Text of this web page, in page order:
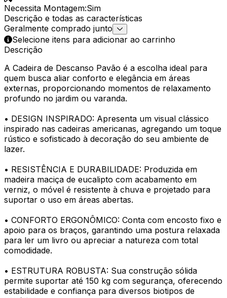
Necessita Montagem:Sim
Descrição e todas as características
Geralmente comprado junto
Selecione itens para adicionar ao carrinho
Descrição
A Cadeira de Descanso Pavão é a escolha ideal para
quem busca aliar conforto e elegância em áreas
externas, proporcionando momentos de relaxamento
profundo no jardim ou varanda.
• DESIGN INSPIRADO: Apresenta um visual clássico
inspirado nas cadeiras americanas, agregando um toque
rústico e sofisticado à decoração do seu ambiente de
lazer.
• RESISTÊNCIA E DURABILIDADE: Produzida em
madeira maciça de eucalipto com acabamento em
verniz, o móvel é resistente à chuva e projetado para
suportar o uso em áreas abertas.
• CONFORTO ERGONÔMICO: Conta com encosto fixo e
apoio para os braços, garantindo uma postura relaxada
para ler um livro ou apreciar a natureza com total
comodidade.
• ESTRUTURA ROBUSTA: Sua construção sólida
permite suportar até 150 kg com segurança, oferecendo
estabilidade e confiança para diversos biotipos de